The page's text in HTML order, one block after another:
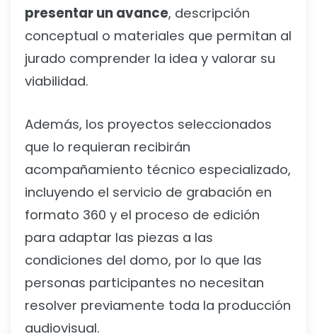
presentar un avance, descripción
conceptual o materiales que permitan al
jurado comprender la idea y valorar su
viabilidad.
Además, los proyectos seleccionados
que lo requieran recibirán
acompañamiento técnico especializado,
incluyendo el servicio de grabación en
formato 360 y el proceso de edición
para adaptar las piezas a las
condiciones del domo, por lo que las
personas participantes no necesitan
resolver previamente toda la producción
audiovisual.